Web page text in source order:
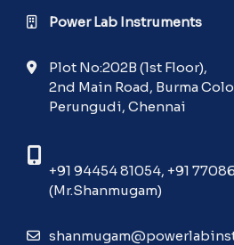
Power Lab Instruments
Plot No:202B (1st Floor),
2nd Main Road, Burma
Perungudi, Chennai
+91 94454 81054, +91
(Mr.Shanmugam)